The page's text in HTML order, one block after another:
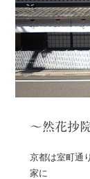
～然花抄
京都は室町通
家に